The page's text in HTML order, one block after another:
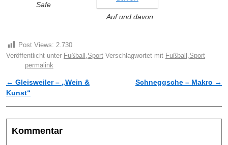
Safe
Auf und davon
Post Views: 2.730
Veröffentlicht unter Fußball Sport Verschlagwortet mit Fußball
Sport
permalink
Artikelnavigation
← Gleisweiler – „Wein &
Kunst“
Schneggsche – Makro →
Kommentar